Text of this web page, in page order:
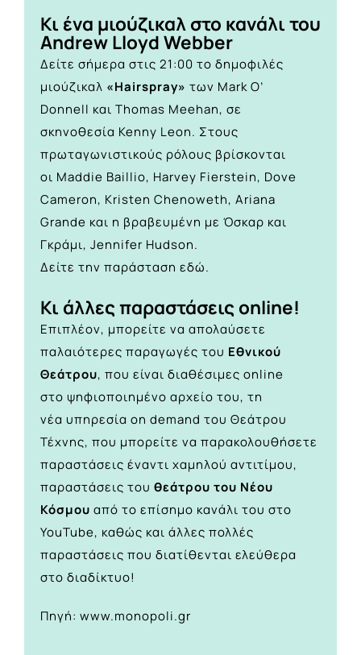
Κι ένα μιούζικαλ στο κανάλι του
Andrew Lloyd Webber
Δείτε σήμερα στις 21:00 το δημοφιλές
μιούζικαλ «Hairspray» των Mark O’
Donnell και Thomas Meehan, σε
σκηνοθεσία Kenny Leon. Στους
πρωταγωνιστικούς ρόλους βρίσκονται
οι Maddie Baillio, Harvey Fierstein, Dove
Cameron, Kristen Chenoweth, Ariana
Grande και η βραβευμένη με Όσκαρ και
Γκράμι, Jennifer Hudson.
Δείτε την παράσταση εδώ.
Κι άλλες παραστάσεις online!
Επιπλέον, μπορείτε να απολαύσετε
παλαιότερες παραγωγές του Εθνικού
Θεάτρου, που είναι διαθέσιμες online
στο ψηφιοποιημένο αρχείο του, τη
νέα υπηρεσία on demand του Θεάτρου
Τέχνης, που μπορείτε να παρακολουθήσετε
παραστάσεις έναντι χαμηλού αντιτίμου,
παραστάσεις του θεάτρου του Νέου
Κόσμου από το επίσημο κανάλι του στο
YouTube, καθώς και άλλες πολλές
παραστάσεις που διατίθενται ελεύθερα
στο διαδίκτυο!
Πηγή: www.monopoli.gr